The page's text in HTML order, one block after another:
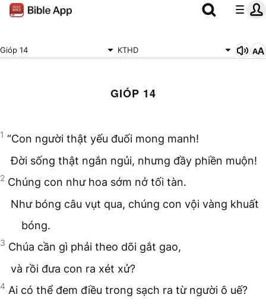
Gióp 14 KTHD
GIÓP 14
1 “Con người thật yếu đuối mong manh!
Đời sống thật ngắn ngủi, nhưng đầy phiền muộn!
2 Chúng con như hoa sớm nở tối tàn.
Như bóng câu vụt qua, chúng con vội vàng khuất
bóng.
3 Chúa cần gì phải theo dõi gắt gao,
và rồi đưa con ra xét xử?
4 Ai có thể đem điều trong sạch ra từ người ô uế?